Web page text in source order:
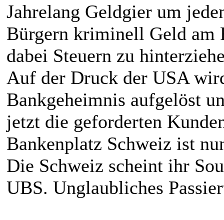
Jahrelang Geldgier um
Bürgern kriminell Geld am
dabei Steuern zu
Auf der Druck der USA
Bankgeheimnis aufgelöst
jetzt die geforderten
Bankenplatz Schweiz ist
Die Schweiz scheint ihr
UBS. Unglaubliches